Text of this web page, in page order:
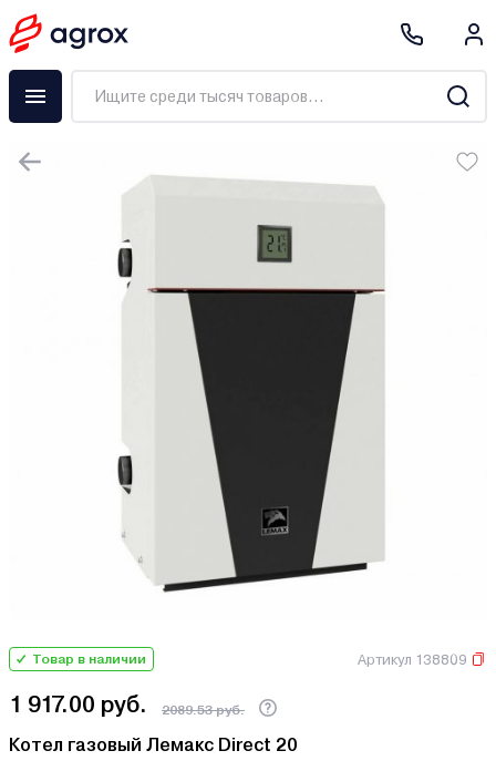
Товар в наличии Артикул 138809
1 917.00 руб. 2089.53 руб.
Котел газовый Лемакс Direct 20